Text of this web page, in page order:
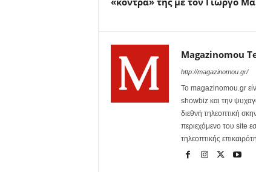
Magazinomou
http://magazinomou.gr/
Το magazinomou.gr
showbiz και την
διεθνή τηλεοπτική
περιεχόμενο του site
τηλεοπτικής